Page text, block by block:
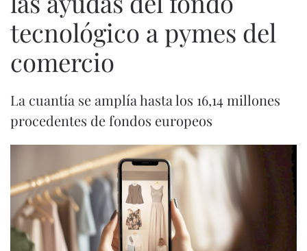
tecnológico a pymes del
comercio
La cuantía se amplía hasta los 16,14 millones
procedentes de fondos europeos